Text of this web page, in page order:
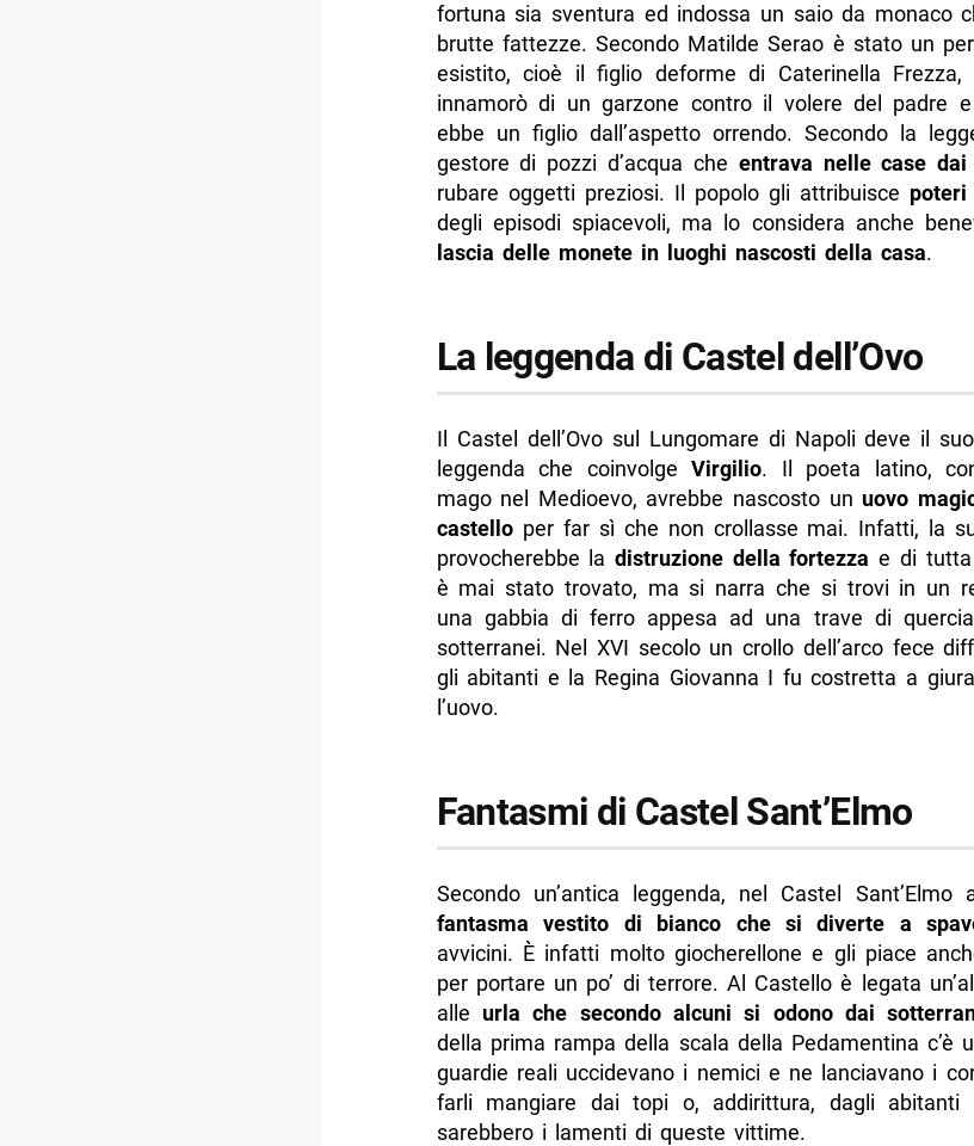
fortuna sia sventura ed indossa un saio da monaco
brutte fattezze. Secondo Matilde Serao è stato un
esistito, cioè il figlio deforme di Caterinella
innamorò di un garzone contro il volere del padre
ebbe un figlio dall’aspetto orrendo. Secondo la
gestore di pozzi d’acqua che entrava nelle case
rubare oggetti preziosi. Il popolo gli attribuisce poteri
degli episodi spiacevoli, ma lo considera anche
lascia delle monete in luoghi nascosti della casa.
La leggenda di Castel dell’Ovo
Il Castel dell’Ovo sul Lungomare di Napoli deve il
leggenda che coinvolgeVirgilio. Il poeta latino,
mago nel Medioevo, avrebbe nascosto un uovo
castelloper far sì che non crollasse mai. Infatti, la
provocherebbe la distruzione della fortezza e di tutta
è mai stato trovato, ma si narra che si trovi in un
una gabbia di ferro appesa ad una trave di
sotterranei. Nel XVI secolo un crollo dell’arco fece
gli abitanti e la Regina Giovanna I fu costretta a
l’uovo.
Fantasmi di Castel Sant’Elmo
Secondo un’antica leggenda, nel Castel
fantasma vestito di bianco che si diverte a
avvicini. È infatti molto giocherellone e gli piace
per portare un po’ di terrore. Al Castello è legata
alle urla che secondo alcuni si odono dai
della prima rampa della scala della Pedamentina c’è
guardie reali uccidevano i nemici e ne lanciavano i
farli mangiare dai topi o, addirittura, dagli
sarebbero i lamenti di queste vittime.